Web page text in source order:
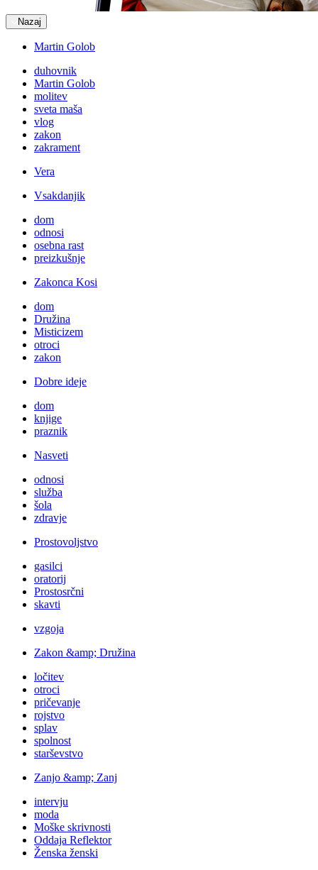
Nazaj
Martin Golob
duhovnik
Martin Golob
molitev
sveta maša
vlog
zakon
zakrament
Vera
Vsakdanjik
dom
odnosi
osebna rast
preizkušnje
Zakonca Kosi
dom
Družina
Misticizem
otroci
zakon
Dobre ideje
dom
knjige
praznik
Nasveti
odnosi
služba
šola
zdravje
Prostovoljstvo
gasilci
oratorij
Prostosrčni
skavti
vzgoja
Zakon &amp; Družina
ločitev
otroci
pričevanje
rojstvo
splav
spolnost
starševstvo
Zanjo &amp; Zanj
intervju
moda
Moške skrivnosti
Oddaja Reflektor
Ženska ženski